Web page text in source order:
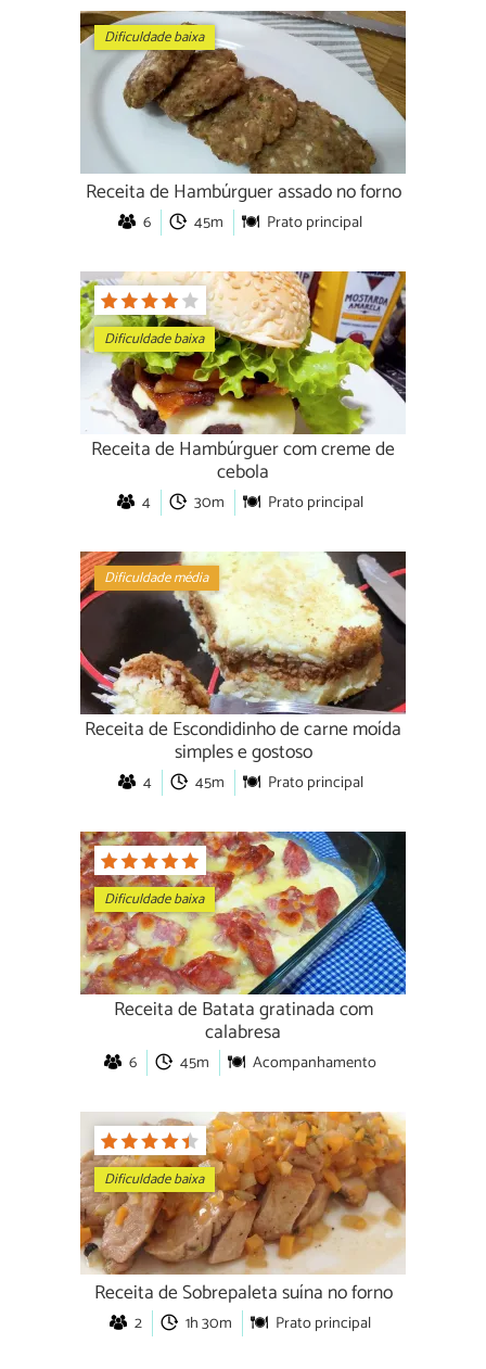
Dificuldade baixa
Receita de Hambúrguer assado no forno
6 45m Prato principal
Dificuldade baixa
Receita de Hambúrguer com creme de
cebola
4 30m Prato principal
Dificuldade média
Receita de Escondidinho de carne moída
simples e gostoso
4 45m Prato principal
Dificuldade baixa
Receita de Batata gratinada com
calabresa
6 45m Acompanhamento
Dificuldade baixa
Receita de Sobrepaleta suína no forno
2 1h 30m Prato principal